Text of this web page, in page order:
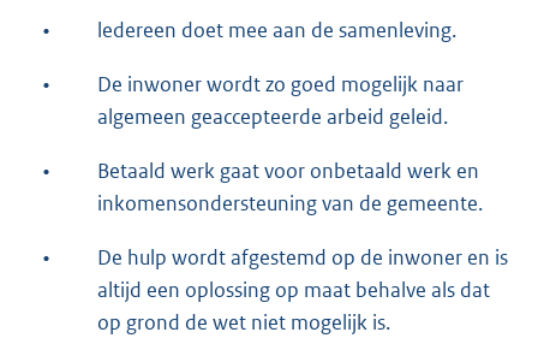
• ledereen doet mee aan de samenleving.
•
De inwoner wordt zo goed mogelijk naar
algemeen geaccepteerde arbeid geleid.
•
Betaald werk gaat voor onbetaald werk en
inkomensondersteuning van de gemeente.
•
De hulp wordt afgestemd op de inwoner en is
altijd een oplossing op maat behalve als dat
op grond de wet niet mogelijk is.